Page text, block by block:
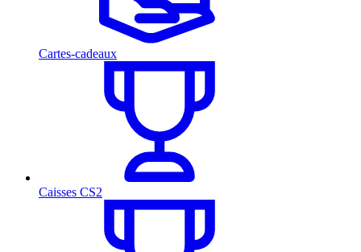
Cartes-cadeaux
Caisses CS2